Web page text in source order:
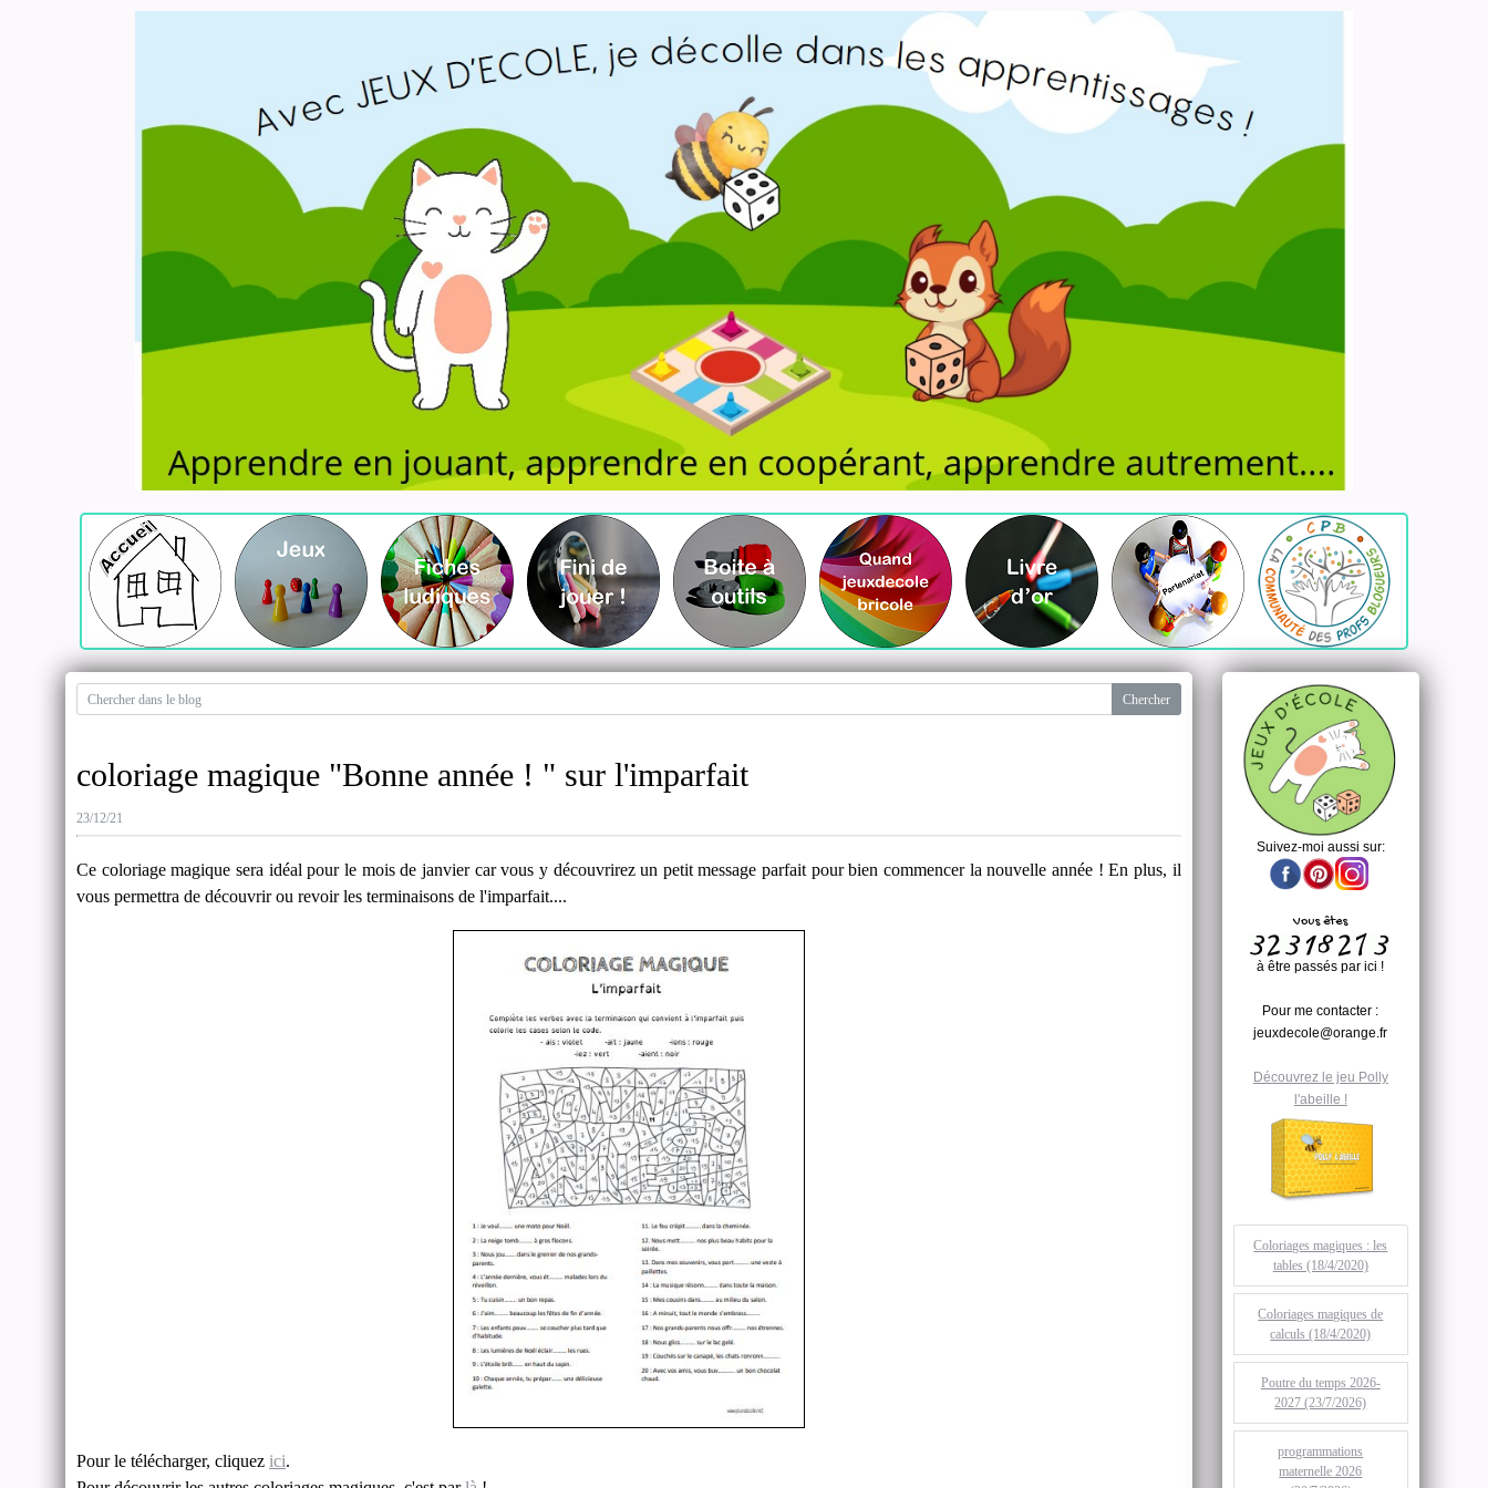
coloriage magique "Bonne année ! " sur l'imparfait
23/12/21
Ce coloriage magique sera idéal pour le mois de janvier car vous y découvrirez un petit message parfait pour bien commencer la nouvelle année ! En plus, il
vous permettra de découvrir ou revoir les terminaisons de l'imparfait....
Pour le télécharger, cliquez ici.
Suivez-moi aussi sur:
Vous êtes
à être passés par ici !
Pour me contacter :
jeuxdecole@orange.fr
Découvrez le jeu Polly
l'abeille !
Coloriages magiques : les
tables (18/4/2020)
Coloriages magiques de
calculs (18/4/2020)
Poutre du temps 2026-
2027 (23/7/2026)
programmations
maternelle 2026